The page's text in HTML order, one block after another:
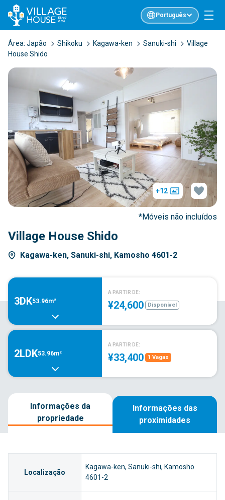
Português
Área: Japão Shikoku Kagawa-ken Sanuki-shi
Village
House Shido
Village House Shido
Kagawa-ken, Sanuki-shi, Kamosho 4601-2
+12
*Móveis não incluídos
3DK53.96m²
A PARTIR DE:
¥24,600 Disponível
2LDK53.96m²
A PARTIR DE:
¥33,400 1 Vagas
Informações da
propriedade
Informações das
proximidades
Localização
Kagawa-ken, Sanuki-shi, Kamosho
4601-2